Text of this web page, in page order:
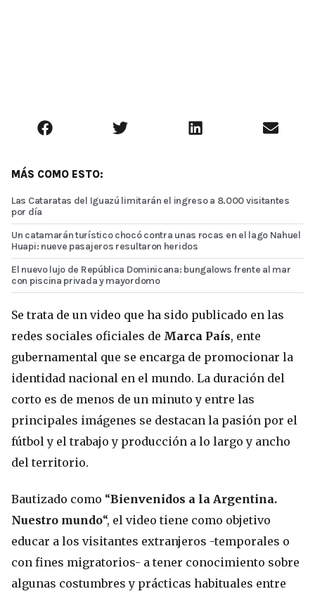
MÁS COMO ESTO:
Las Cataratas del Iguazú limitarán el ingreso a 8.000 visitantes
por día
Un catamarán turístico chocó contra unas rocas en el lago Nahuel
Huapi: nueve pasajeros resultaron heridos
El nuevo lujo de República Dominicana: bungalows frente al mar
con piscina privada y mayordomo
Se trata de un video que ha sido publicado en las
redes sociales oficiales de Marca País, ente
gubernamental que se encarga de promocionar la
identidad nacional en el mundo. La duración del
corto es de menos de un minuto y entre las
principales imágenes se destacan la pasión por el
fútbol y el trabajo y producción a lo largo y ancho
del territorio.
Bautizado como “Bienvenidos a la Argentina.
Nuestro mundo“, el video tiene como objetivo
educar a los visitantes extranjeros -temporales o
con fines migratorios- a tener conocimiento sobre
algunas costumbres y prácticas habituales entre